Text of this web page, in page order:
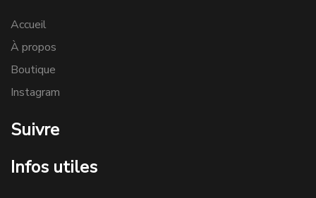
Accueil
À propos
Boutique
Instagram
Suivre
Infos utiles